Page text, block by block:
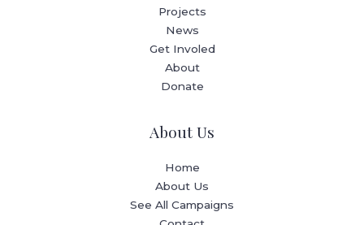
Projects
News
Get Involed
About
Donate
About Us
Home
About Us
See All Campaigns